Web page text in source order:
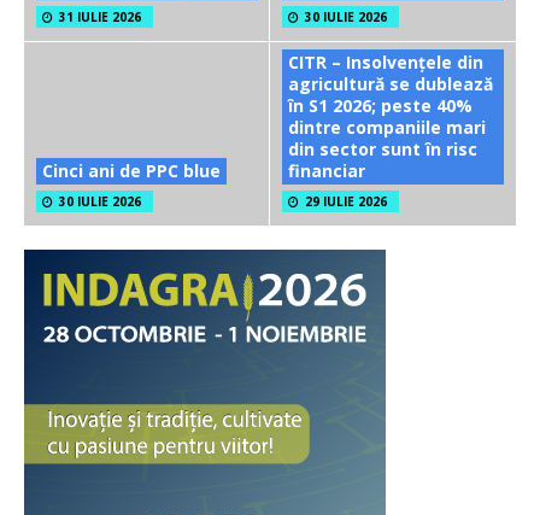
31 IULIE 2026 30 IULIE 2026
Cinci ani de PPC blue
30 IULIE 2026
CITR – Insolvențele din
agricultură se dublează
în S1 2026; peste 40%
dintre companiile mari
din sector sunt în risc
financiar
29 IULIE 2026